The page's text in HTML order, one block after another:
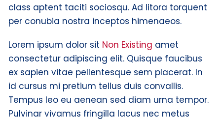
class aptent taciti sociosqu. Ad litora torquent
per conubia nostra inceptos himenaeos.
Lorem ipsum dolor sit Non Existing amet
consectetur adipiscing elit. Quisque faucibus
ex sapien vitae pellentesque sem placerat. In
id cursus mi pretium tellus duis convallis.
Tempus leo eu aenean sed diam urna tempor.
Pulvinar vivamus fringilla lacus nec metus